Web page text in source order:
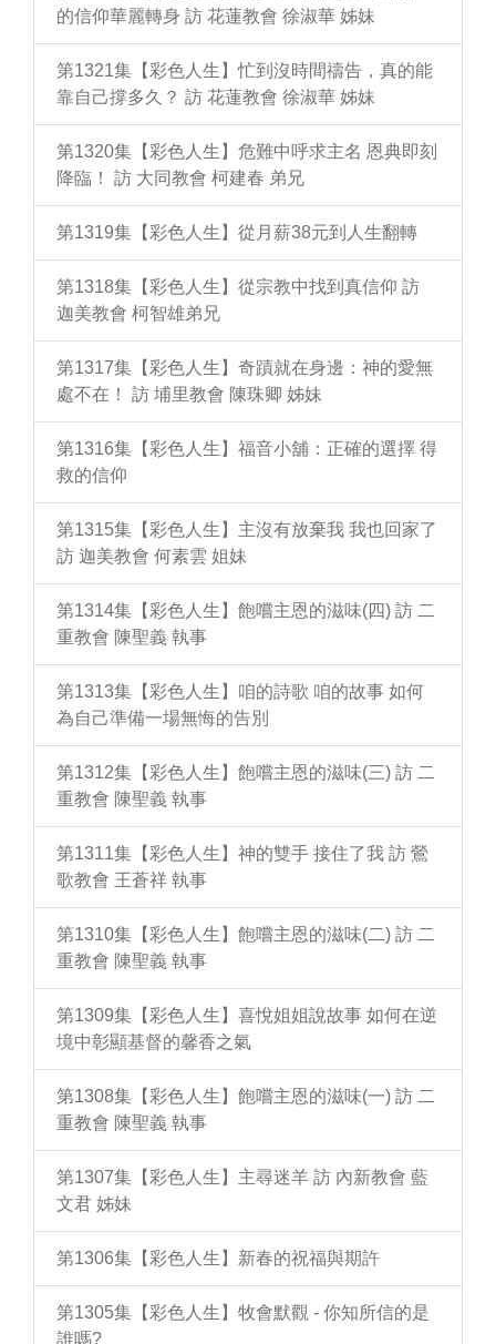
的信仰華麗轉身 訪 花蓮教會 徐淑華 姊妹
第1321集【彩色人生】忙到沒時間禱告，真的能
靠自己撐多久？ 訪 花蓮教會 徐淑華 姊妹
第1320集【彩色人生】危難中呼求主名 恩典即刻
降臨！ 訪 大同教會 柯建春 弟兄
第1319集【彩色人生】從月薪38元到人生翻轉
第1318集【彩色人生】從宗教中找到真信仰 訪
迦美教會 柯智雄弟兄
第1317集【彩色人生】奇蹟就在身邊：神的愛無
處不在！ 訪 埔里教會 陳珠卿 姊妹
第1316集【彩色人生】福音小舖：正確的選擇 得
救的信仰
第1315集【彩色人生】主沒有放棄我 我也回家了
訪 迦美教會 何素雲 姐妹
第1314集【彩色人生】飽嚐主恩的滋味(四) 訪 二
重教會 陳聖義 執事
第1313集【彩色人生】咱的詩歌 咱的故事 如何
為自己準備一場無悔的告別
第1312集【彩色人生】飽嚐主恩的滋味(三) 訪 二
重教會 陳聖義 執事
第1311集【彩色人生】神的雙手 接住了我 訪 鶯
歌教會 王蒼祥 執事
第1310集【彩色人生】飽嚐主恩的滋味(二) 訪 二
重教會 陳聖義 執事
第1309集【彩色人生】喜悅姐姐說故事 如何在逆
境中彰顯基督的馨香之氣
第1308集【彩色人生】飽嚐主恩的滋味(一) 訪 二
重教會 陳聖義 執事
第1307集【彩色人生】主尋迷羊 訪 內新教會 藍
文君 姊妹
第1306集【彩色人生】新春的祝福與期許
第1305集【彩色人生】牧會默觀 - 你知所信的是
誰嗎?